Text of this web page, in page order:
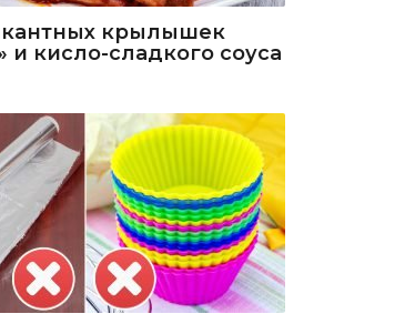
крылышек
и кисло-сладкого соуса